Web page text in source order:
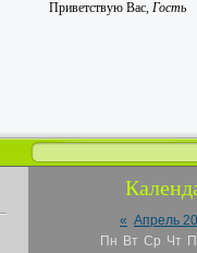
Приветствую Вас, Гость
« Апрель
Пн Вт Ср Чт